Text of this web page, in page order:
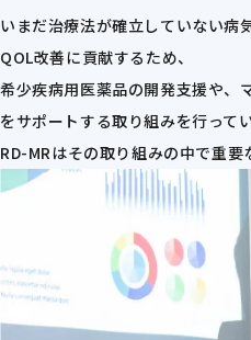
いまだ治療法が確立していない病
QOL改善に貢献するため、
希少疾病用医薬品の開発支援や、
をサポートする取り組みを行ってい
RD-MRはその取り組みの中で重要